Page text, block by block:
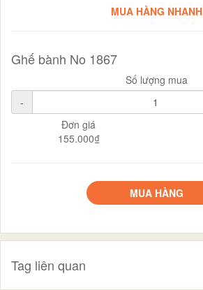
MUA HÀNG NHANH
Ghế bành No 1867
Số lượng mua
-
Đơn giá
155.000₫
MUA HÀNG
Tag liên quan